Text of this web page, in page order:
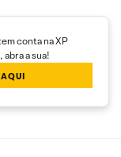
conta na XP
a sua!